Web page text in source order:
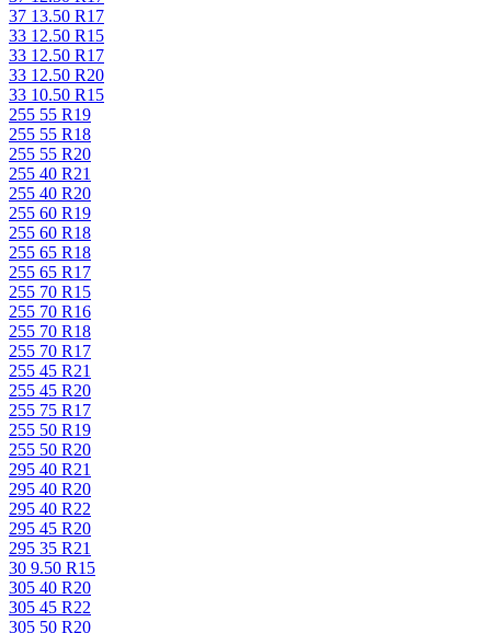
37 13.50 R17
33 12.50 R15
33 12.50 R17
33 12.50 R20
33 10.50 R15
255 55 R19
255 55 R18
255 55 R20
255 40 R21
255 40 R20
255 60 R19
255 60 R18
255 65 R18
255 65 R17
255 70 R15
255 70 R16
255 70 R18
255 70 R17
255 45 R21
255 45 R20
255 75 R17
255 50 R19
255 50 R20
295 40 R21
295 40 R20
295 40 R22
295 45 R20
295 35 R21
30 9.50 R15
305 40 R20
305 45 R22
305 50 R20